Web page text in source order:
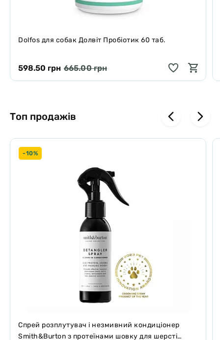
Dolfos для собак Долвіт Пробіотик 60 таб.
598.50 грн 665.00 грн
Топ продажів
-10%
Спрей розплутувач і незмивний кондиціонер
Smith&Burton з протеїнами шовку для шерсті